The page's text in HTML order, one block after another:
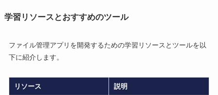
学習リソースとおすすめのツール
ファイル管理アプリを開発するための学習リソースとツールを以
下に紹介します。
リソース 説明